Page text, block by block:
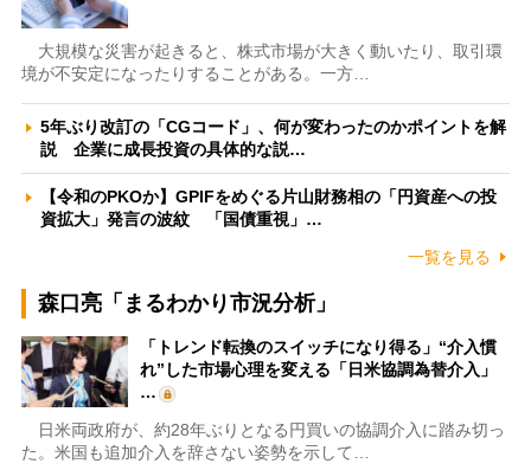
大規模な災害が起きると、株式市場が大きく動いたり、取引環
境が不安定になったりすることがある。一方…
5年ぶり改訂の「CGコード」、何が変わったのかポイントを解
説 企業に成長投資の具体的な説…
【令和のPKOか】GPIFをめぐる片山財務相の「円資産への投
資拡大」発言の波紋 「国債重視」…
一覧を見る
森口亮「まるわかり市況分析」
「トレンド転換のスイッチになり得る」“介入慣
れ”した市場心理を変える「日米協調為替介入」
…
日米両政府が、約28年ぶりとなる円買いの協調介入に踏み切っ
た。米国も追加介入を辞さない姿勢を示して…